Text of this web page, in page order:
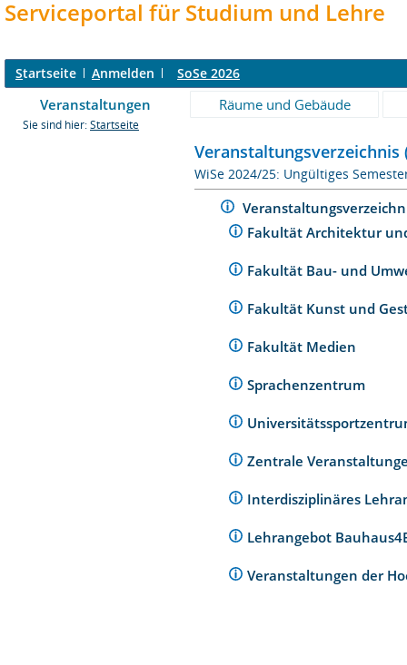
Serviceportal für Studium und Lehre
Startseite Anmelden SoSe 2026
Veranstaltungen Räume und Gebäude
Sie sind hier: Startseite
Veranstaltungsverzeichnis
WiSe 2024/25: Ungültiges
Fakultät Architektur
Fakultät Bau- und
Fakultät Kunst und
Fakultät Medien
Sprachenzentrum
Zentrale
Interdisziplinäres
Lehrangebot
Veranstaltungen der